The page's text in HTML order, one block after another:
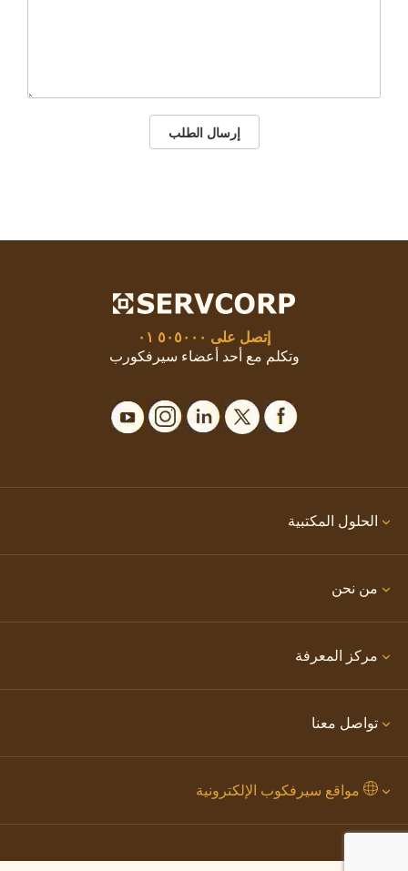
إرسال الطلب
إتصل على ٥٠٥٠٠٠ ٠١
وتكلم مع أحد أعضاء سيرفكورب
الحلول المكتبية
من نحن
مركز المعرفة
تواصل معنا
مواقع سيرفكوب الإلكترونية